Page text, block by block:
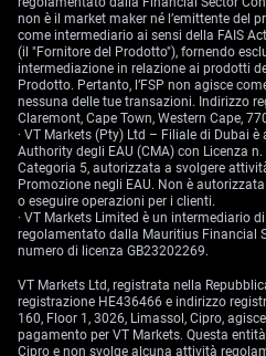
non è il market maker né l’emittente del
come intermediario ai sensi della FAIS
(il "Fornitore del Prodotto"), fornendo
intermediazione in relazione ai prodotti
Prodotto. Pertanto, l’FSP non agisce
nessuna delle tue transazioni. Indirizzo
Claremont, Cape Town, Western Cape,
· VT Markets (Pty) Ltd – Filiale di Dubai
Authority degli EAU (CMA) con Licenza
Categoria 5, autorizzata a svolgere
Promozione negli EAU. Non è
o eseguire operazioni per i clienti.
· VT Markets Limited è un intermediario
regolamentato dalla Mauritius Financial
numero di licenza GB23202269.
VT Markets Ltd, registrata nella
registrazione HE436466 e indirizzo
160, Floor 1, 3026, Limassol, Cipro,
pagamento per VT Markets. Questa
Cipro e non svolge alcuna attività